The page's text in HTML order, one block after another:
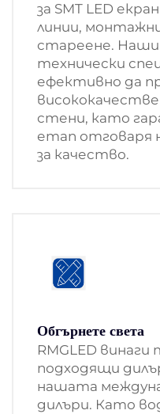
за SMT LED
линии,
стареене.
технически
ефективно да
стени, като
етап отговаря
за качество.
Обгърнете света
RMGLED
подходящи
нашата
дилъри. Като